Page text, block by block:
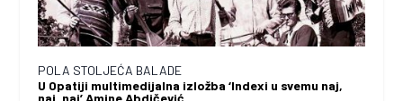
POLA STOLJEĆA BALADE
U Opatiji multimedijalna izložba ‘Indexi u svemu naj,